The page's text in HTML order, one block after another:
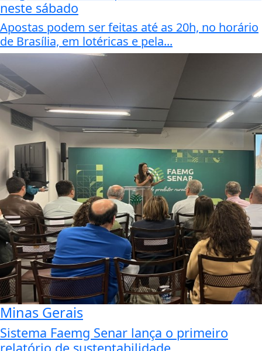
neste sábado
Apostas podem ser feitas até as 20h, no horário
de Brasília, em lotéricas e pela...
Minas Gerais
Sistema Faemg Senar lança o primeiro